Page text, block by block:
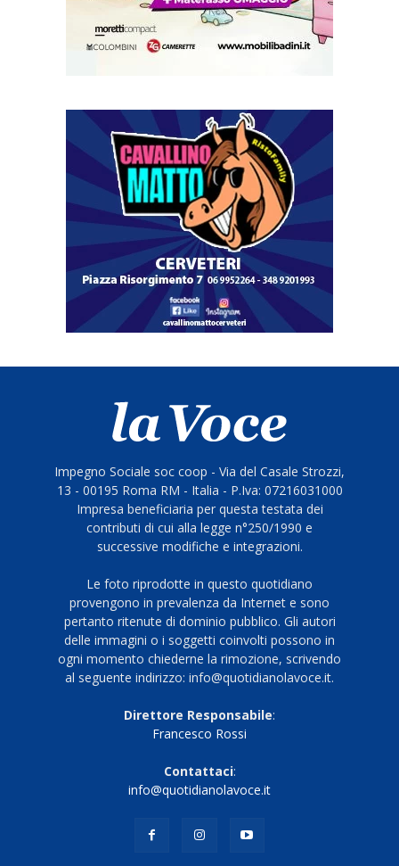
Impegno Sociale soc coop - Via del Casale Strozzi,
13 - 00195 Roma RM - Italia - P.Iva: 07216031000
Impresa beneficiaria per questa testata dei
contributi di cui alla legge n°250/1990 e
successive modifiche e integrazioni.
Le foto riprodotte in questo quotidiano
provengono in prevalenza da Internet e sono
pertanto ritenute di dominio pubblico. Gli autori
delle immagini o i soggetti coinvolti possono in
ogni momento chiederne la rimozione, scrivendo
al seguente indirizzo: info@quotidianolavoce.it.
Direttore Responsabile:
Francesco Rossi
Contattaci:
info@quotidianolavoce.it